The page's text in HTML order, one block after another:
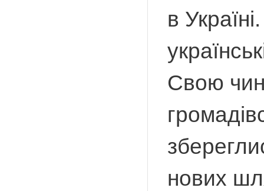
в
Свою
нових